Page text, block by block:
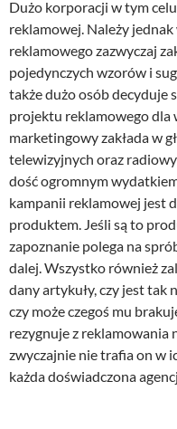
Dużo korporacji w tym
reklamowej. Należy
reklamowego zazwyczaj
pojedynczych wzorów i
także dużo osób decyduje
projektu reklamowego dla
marketingowy zakłada w
telewizyjnych oraz
dość ogromnym
kampanii reklamowej jest
produktem. Jeśli są to
zapoznanie polega na
dalej. Wszystko również
dany artykuły, czy jest tak
czy może czegoś mu
rezygnuje z
zwyczajnie nie trafia on w
każda doświadczona